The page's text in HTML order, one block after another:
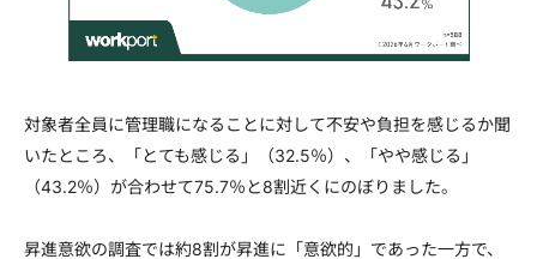
対象者全員に管理職になることに対して不安や負担を感じるか聞
いたところ、「とても感じる」（32.5％）、「やや感じる」
（43.2％）が合わせて75.7％と8割近くにのぼりました。
昇進意欲の調査では約8割が昇進に「意欲的」であった一方で、